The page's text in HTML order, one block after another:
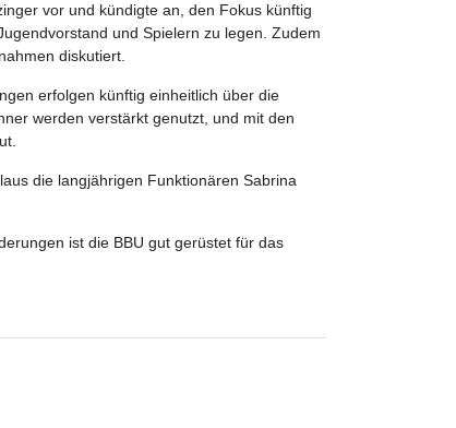
vor und kündigte an, den Fokus künftig
und Spielern zu legen. Zudem
diskutiert.
erfolgen künftig einheitlich über die
werden verstärkt genutzt, und mit den
die langjährigen Funktionären Sabrina
ist die BBU gut gerüstet für das